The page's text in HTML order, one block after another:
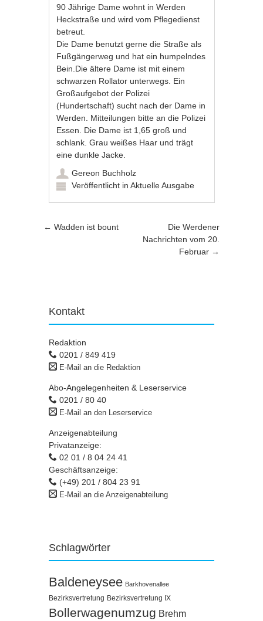
90 Jährige Dame wohnt in Werden
Heckstraße und wird vom Pflegedienst
betreut.
Die Dame benutzt gerne die Straße als
Fußgängerweg und hat ein humpelndes
Bein.Die ältere Dame ist mit einem
schwarzen Rollator unterwegs. Ein
Großaufgebot der Polizei
(Hundertschaft) sucht nach der Dame in
Werden. Mitteilungen bitte an die Polizei
Essen. Die Dame ist 1,65 groß und
schlank. Grau weißes Haar und trägt
eine dunkle Jacke.
Gereon Buchholz
Veröffentlicht inAktuelle Ausgabe
Artikel-Navigation
← Wadden ist bount
Die Werdener
Nachrichten vom 20.
Februar →
Kontakt
Redaktion
0201 / 849 419
E-Mail an die Redaktion
Abo-Angelegenheiten & Leserservice
0201 / 80 40
E-Mail an den Leserservice
Anzeigenabteilung
Privatanzeige:
02 01 / 8 04 24 41
Geschäftsanzeige:
(+49) 201 / 804 23 91
E-Mail an die Anzeigenabteilung
Schlagwörter
Baldeneysee Barkhovenallee
Bezirksvertretung Bezirksvertretung IX
Bollerwagenumzug Brehm